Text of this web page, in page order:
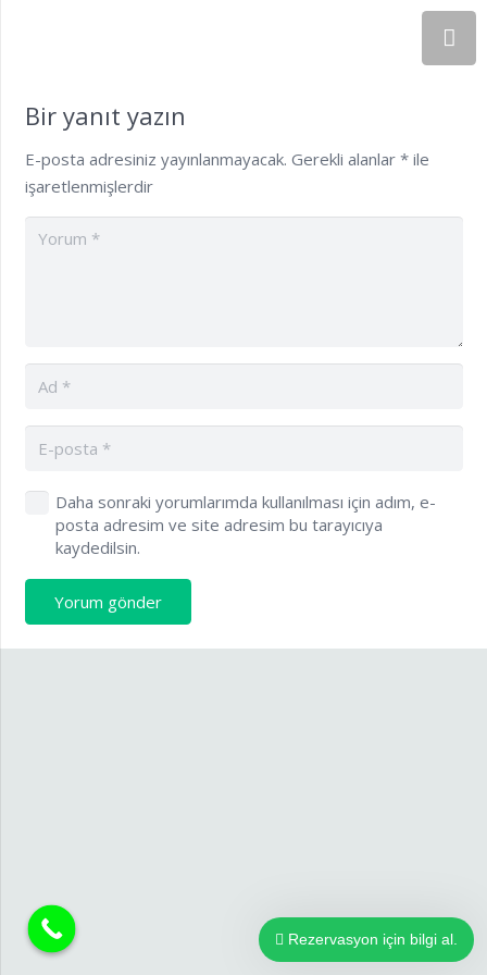
Bir yanıt yazın
E-posta adresiniz yayınlanmayacak. Gerekli alanlar *ile
işaretlenmişlerdir
Daha sonraki yorumlarımda kullanılması için adım, e-
posta adresim ve site adresim bu tarayıcıya
kaydedilsin.
Yorum gönder
Rezervasyon için bilgi al.